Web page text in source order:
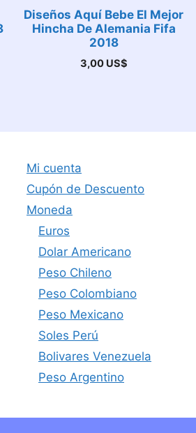
Diseños Aquí Bebe El Mejor
Hincha De Alemania Fifa
2018
3,00 US$
Mi cuenta
Cupón de Descuento
Moneda
Euros
Dolar Americano
Peso Chileno
Peso Colombiano
Peso Mexicano
Soles Perú
Bolivares Venezuela
Peso Argentino